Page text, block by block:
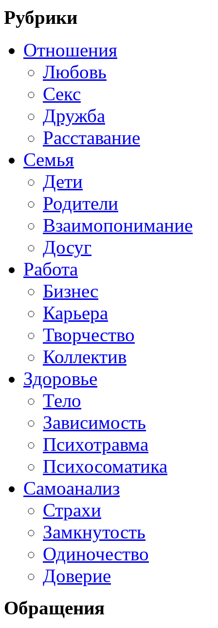
Рубрики
Отношения
Любовь
Секс
Дружба
Расставание
Семья
Дети
Родители
Взаимопонимание
Досуг
Работа
Бизнес
Карьера
Творчество
Коллектив
Здоровье
Тело
Зависимость
Психотравма
Психосоматика
Самоанализ
Страхи
Замкнутость
Одиночество
Доверие
Обращения